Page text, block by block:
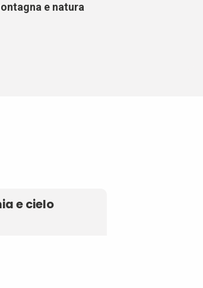
e natura
e cielo